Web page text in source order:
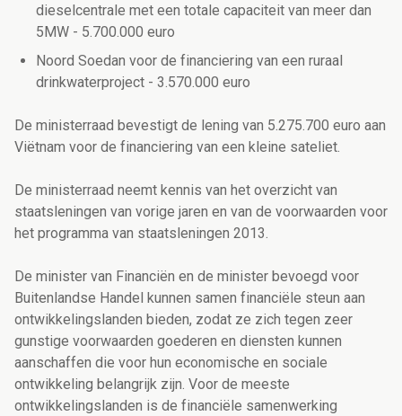
dieselcentrale met een totale capaciteit van meer dan
5MW - 5.700.000 euro
Noord Soedan voor de financiering van een ruraal
drinkwaterproject - 3.570.000 euro
De ministerraad bevestigt de lening van 5.275.700 euro aan
Viëtnam voor de financiering van een kleine sateliet.
De ministerraad neemt kennis van het overzicht van
staatsleningen van vorige jaren en van de voorwaarden voor
het programma van staatsleningen 2013.
De minister van Financiën en de minister bevoegd voor
Buitenlandse Handel kunnen samen financiële steun aan
ontwikkelingslanden bieden, zodat ze zich tegen zeer
gunstige voorwaarden goederen en diensten kunnen
aanschaffen die voor hun economische en sociale
ontwikkeling belangrijk zijn. Voor de meeste
ontwikkelingslanden is de financiële samenwerking